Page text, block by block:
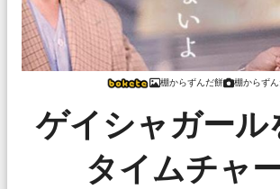
棚からずんだ餅 棚からず
ゲイシャガール
タイムチャ